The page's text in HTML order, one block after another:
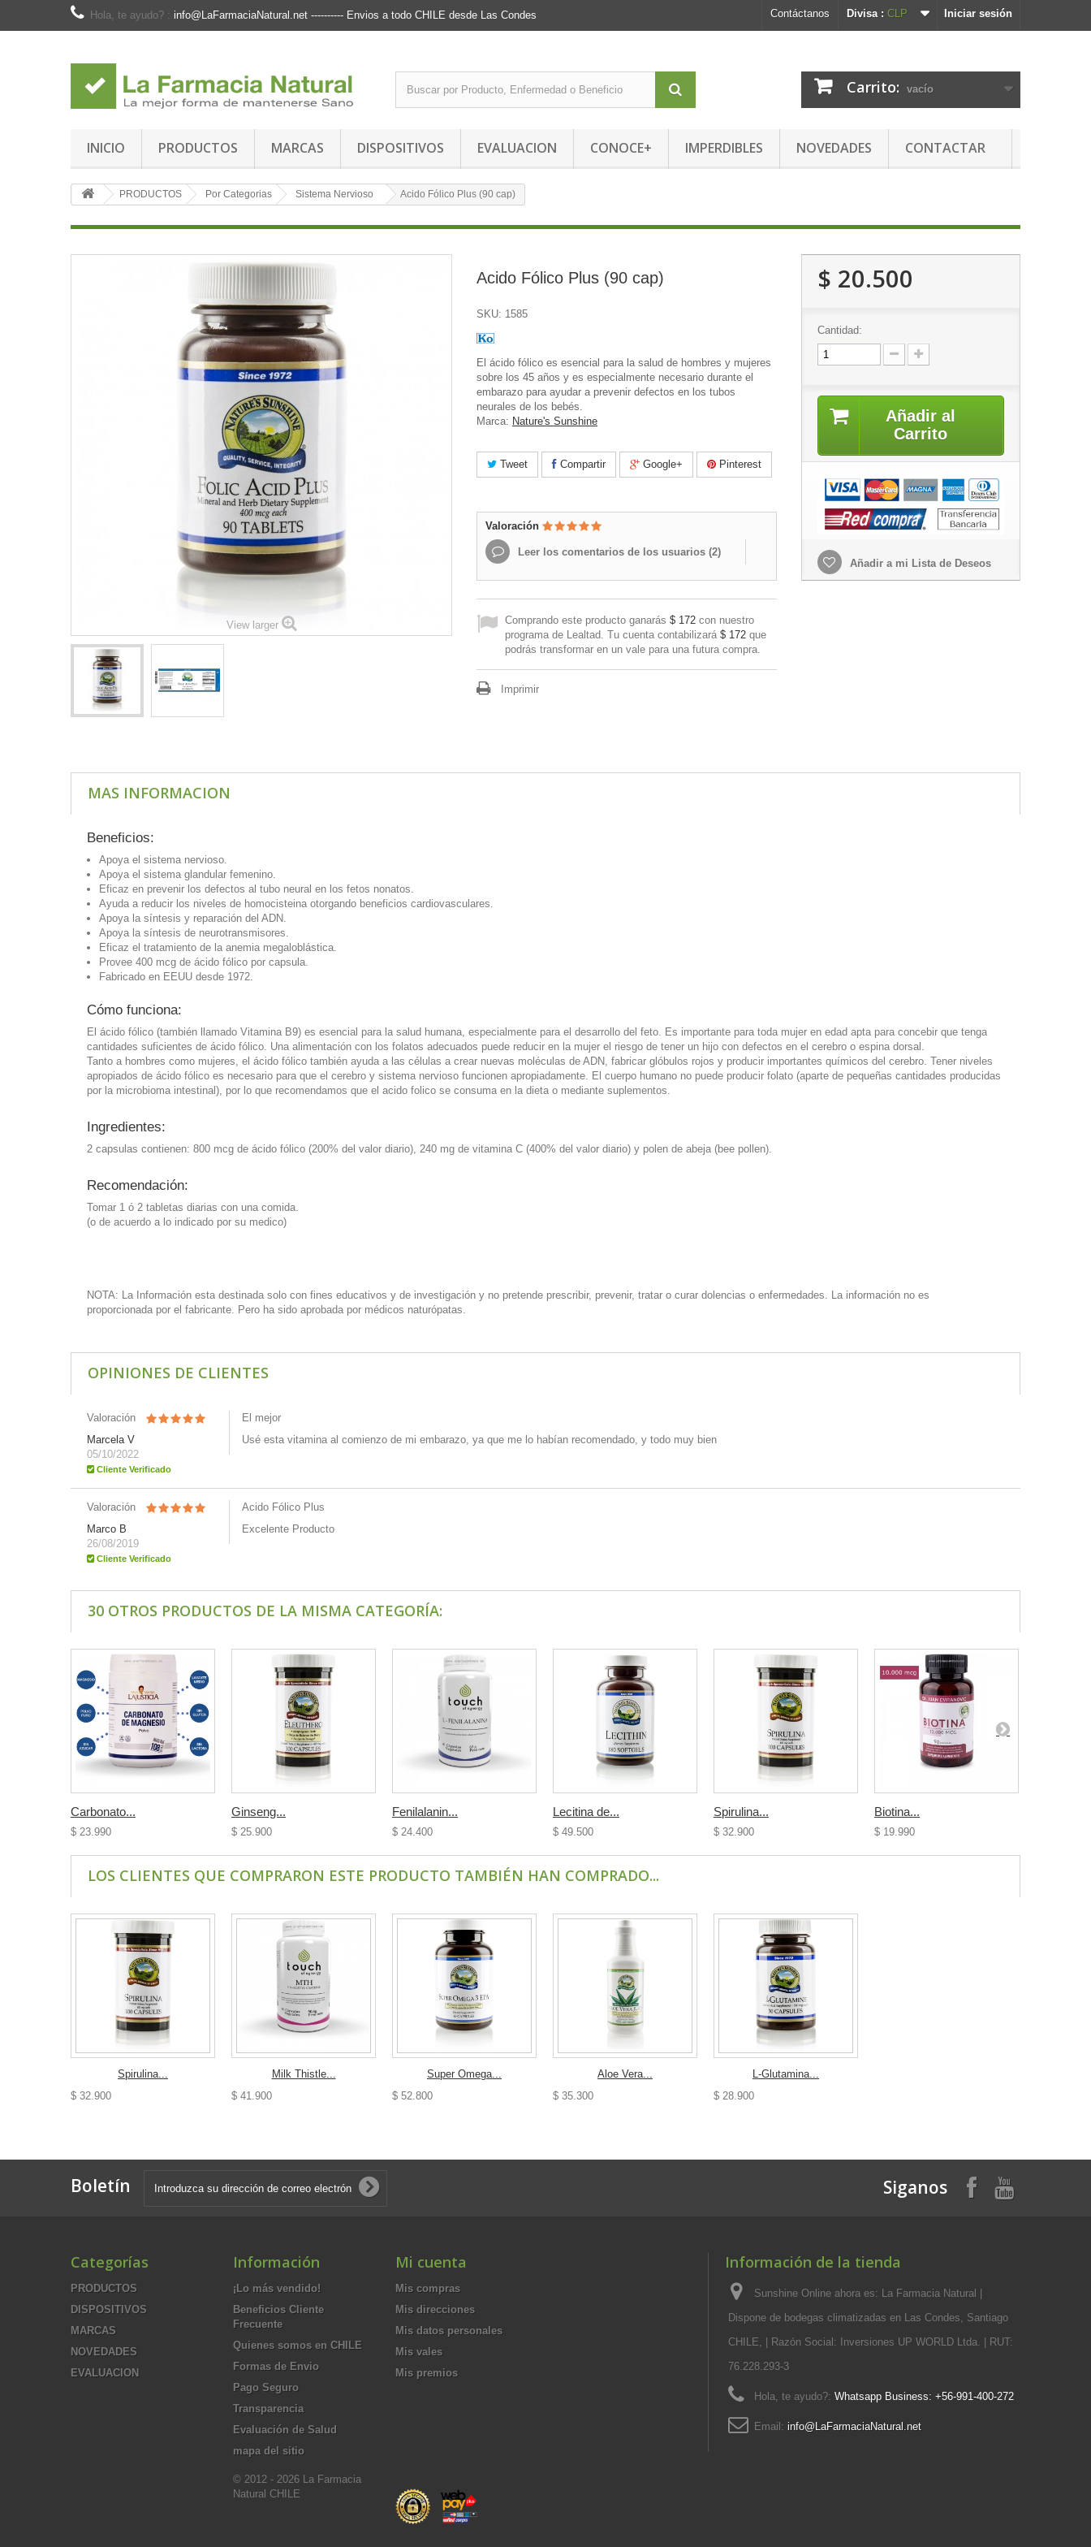
Iniciar sesión
Divisa : CLP
Contáctanos
Hola, te ayudo? : info@LaFarmaciaNatural.net ---------- Envios a todo CHILE desde Las Condes
Carrito: vacío
INICIO PRODUCTOS MARCAS DISPOSITIVOS EVALUACION CONOCE+ IMPERDIBLES NOVEDADES CONTACTAR
PRODUCTOS Por Categorias Sistema Nervioso Acido Fólico Plus (90 cap)
View larger
Acido Fólico Plus (90 cap)
SKU: 1585
El ácido fólico es esencial para la salud de hombres y mujeres
sobre los 45 años y es especialmente necesario durante el
embarazo para ayudar a prevenir defectos en los tubos
neurales de los bebés.
Marca: Nature's Sunshine
Tweet Compartir Google+ Pinterest
Valoración
Leer los comentarios de los usuarios (2)
Comprando este producto ganarás $ 172 con nuestro
programa de Lealtad. Tu cuenta contabilizará $ 172 que
podrás transformar en un vale para una futura compra.
Imprimir
$ 20.500
Cantidad:
Añadir al
Carrito
Añadir a mi Lista de Deseos
MAS INFORMACION
Beneficios:
Apoya el sistema nervioso.
Apoya el sistema glandular femenino.
Eficaz en prevenir los defectos al tubo neural en los fetos nonatos.
Ayuda a reducir los niveles de homocisteina otorgando beneficios cardiovasculares.
Apoya la síntesis y reparación del ADN.
Apoya la síntesis de neurotransmisores.
Eficaz el tratamiento de la anemia megaloblástica.
Provee 400 mcg de ácido fólico por capsula.
Fabricado en EEUU desde 1972.
Cómo funciona:
El ácido fólico (también llamado Vitamina B9) es esencial para la salud humana, especialmente para el desarrollo del feto. Es importante para toda mujer en edad apta para concebir que tenga
cantidades suficientes de ácido fólico. Una alimentación con los folatos adecuados puede reducir en la mujer el riesgo de tener un hijo con defectos en el cerebro o espina dorsal.
Tanto a hombres como mujeres, el ácido fólico también ayuda a las células a crear nuevas moléculas de ADN, fabricar glóbulos rojos y producir importantes químicos del cerebro. Tener niveles
apropiados de ácido fólico es necesario para que el cerebro y sistema nervioso funcionen apropiadamente. El cuerpo humano no puede producir folato (aparte de pequeñas cantidades producidas
por la microbioma intestinal), por lo que recomendamos que el acido folico se consuma en la dieta o mediante suplementos.
Ingredientes:
2 capsulas contienen: 800 mcg de ácido fólico (200% del valor diario), 240 mg de vitamina C (400% del valor diario) y polen de abeja (bee pollen).
Recomendación:
Tomar 1 ó 2 tabletas diarias con una comida.
(o de acuerdo a lo indicado por su medico)
NOTA: La Información esta destinada solo con fines educativos y de investigación y no pretende prescribir, prevenir, tratar o curar dolencias o enfermedades. La información no es
proporcionada por el fabricante. Pero ha sido aprobada por médicos naturópatas.
OPINIONES DE CLIENTES
Valoración
Marcela V
05/10/2022
Cliente Verificado
El mejor
Usé esta vitamina al comienzo de mi embarazo, ya que me lo habían recomendado, y todo muy bien
Valoración
Marco B
26/08/2019
Cliente Verificado
Acido Fólico Plus
Excelente Producto
30 OTROS PRODUCTOS DE LA MISMA CATEGORÍA:
Carbonato...
$ 23.990
Ginseng...
$ 25.900
Fenilalanin...
$ 24.400
Lecitina de...
$ 49.500
Spirulina...
$ 32.900
Biotina...
$ 19.990
LOS CLIENTES QUE COMPRARON ESTE PRODUCTO TAMBIÉN HAN COMPRADO...
Spirulina...
$ 32.900
Milk Thistle...
$ 41.900
Super Omega...
$ 52.800
Aloe Vera...
$ 35.300
L-Glutamina...
$ 28.900
Boletín Siganos
Categorías
PRODUCTOS
DISPOSITIVOS
MARCAS
NOVEDADES
EVALUACION
Información
¡Lo más vendido!
Beneficios Cliente
Frecuente
Quienes somos en CHILE
Formas de Envio
Pago Seguro
Transparencia
Evaluación de Salud
mapa del sitio
© 2012 - 2026 La Farmacia
Natural CHILE
Mi cuenta
Mis compras
Mis direcciones
Mis datos personales
Mis vales
Mis premios
Información de la tienda
Sunshine Online ahora es: La Farmacia Natural |
Dispone de bodegas climatizadas en Las Condes, Santiago
CHILE, | Razón Social: Inversiones UP WORLD Ltda. | RUT:
76.228.293-3
Hola, te ayudo?: Whatsapp Business: +56-991-400-272
Email: info@LaFarmaciaNatural.net